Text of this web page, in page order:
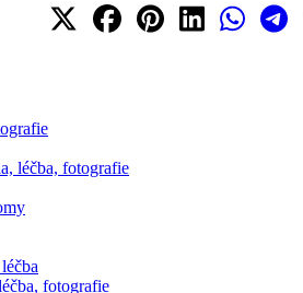
léčba, fotografie
fotografie